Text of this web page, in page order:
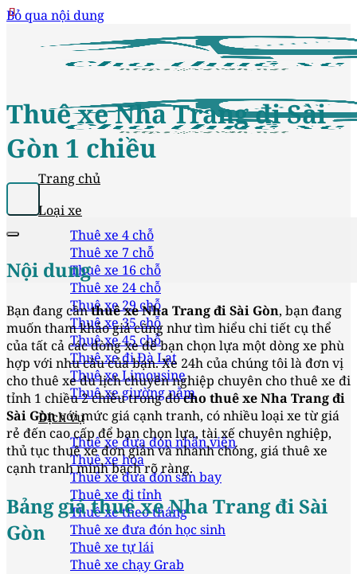
Bỏ qua nội dung
Trang chủ
Loại xe
Thuê xe 4 chỗ
Thuê xe 7 chỗ
Thuê xe 16 chỗ
Thuê xe 24 chỗ
Thuê xe 29 chỗ
Thuê xe 35 chỗ
Thuê xe 45 chỗ
Thuê xe đi Đà Lạt
Thuê xe Limousine
Thuê xe giường nằm
Dịch vụ
Thuê xe đưa đón nhân viên
Thuê xe hoa
Thuê xe đưa đón sân bay
Thuê xe đi tỉnh
Thuê xe theo tháng
Thuê xe đưa đón học sinh
Thuê xe tự lái
Thuê xe chạy Grab
Thuê xe Nha Trang đi Sài
Gòn 1 chiều
Nội dung
Bạn đang cầnthuê xe Nha Trang đi Sài Gòn, bạn đang
muốn tham khảo giá cũng như tìm hiểu chi tiết cụ thể
của tất cả các dòng xe để bạn chọn lựa một dòng xe phù
hợp với nhu cầu của bạn. Xe 24h của chúng tôi là đơn vị
cho thuê xe du lịch chuyên nghiệp chuyên cho thuê xe đi
tỉnh 1 chiều 2 chiều trong đócho thuê xe Nha Trang đi
Sài Gònvới mức giá cạnh tranh, có nhiều loại xe từ giá
rẻ đến cao cấp để bạn chọn lựa, tài xế chuyên nghiệp,
thủ tục thuê xe đơn giản và nhanh chóng, giá thuê xe
cạnh tranh minh bạch rõ ràng.
Bảng giá thuê xe Nha Trang đi Sài
Gòn